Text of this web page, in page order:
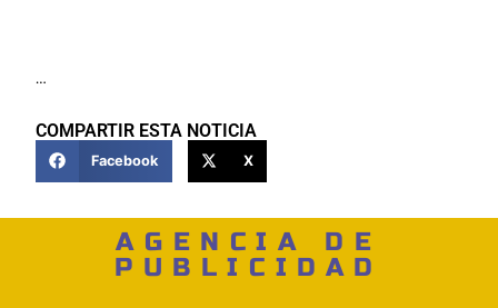
…
COMPARTIR ESTA NOTICIA
Facebook X
AGENCIA DE
PUBLICIDAD